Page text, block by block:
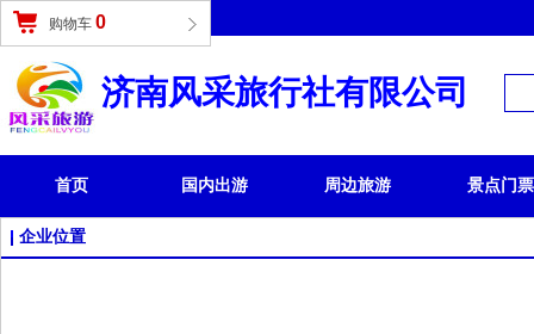
济南风采旅行社有限公司
购物车 0
登录 | 免费注册
首页 国内出游 周边旅游 景点门票
企业位置